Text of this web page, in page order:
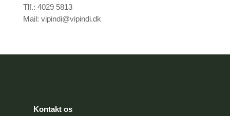
Tlf.: 4029 5813
Mail: vipindi@vipindi.dk
Kontakt os